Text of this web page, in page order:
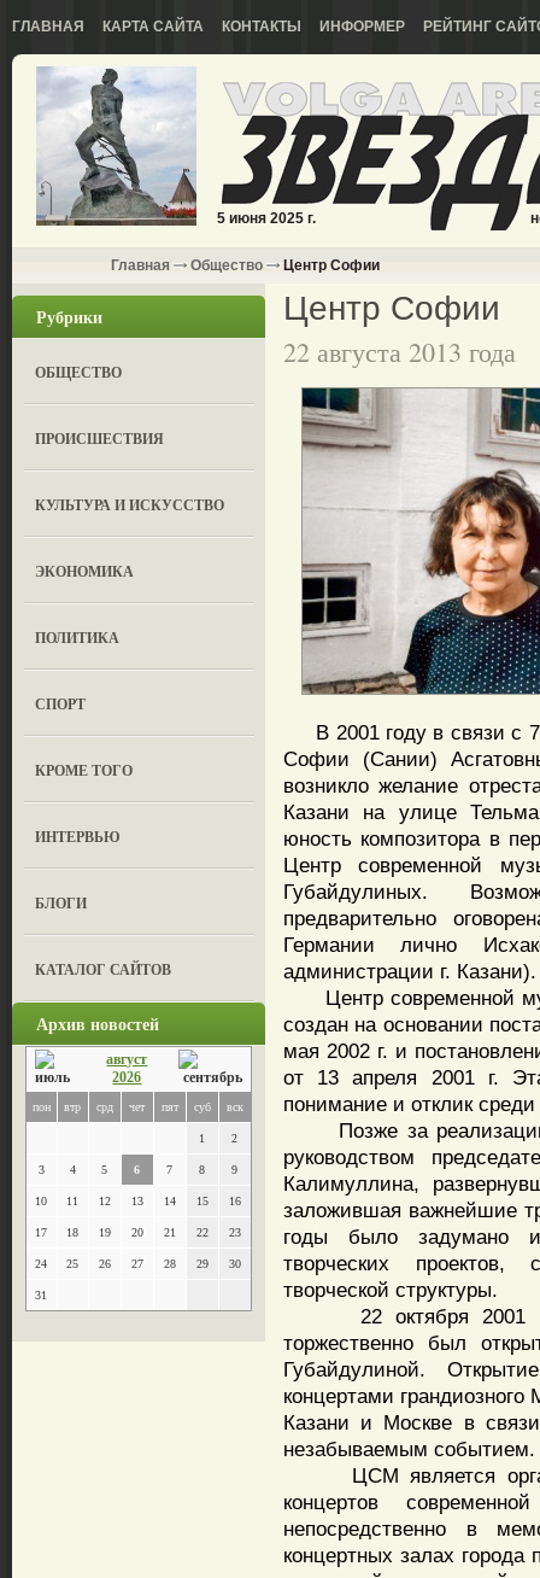
ГЛАВНАЯ КАРТА САЙТА КОНТАКТЫ ИНФОРМЕР РЕЙТИНГ
5 июня 2025 г.
Главная Общество Центр Софии
Рубрики
ОБЩЕСТВО
ПРОИСШЕСТВИЯ
КУЛЬТУРА И ИСКУССТВО
ЭКОНОМИКА
ПОЛИТИКА
СПОРТ
КРОМЕ ТОГО
ИНТЕРВЬЮ
БЛОГИ
КАТАЛОГ САЙТОВ
Архив новостей
август
2026
пон втр срд чет пят суб вск
1 2
3 4 5 6 7 8 9
10 11 12 13 14 15 16
17 18 19 20 21 22 23
24 25 26 27 28 29 30
31
Центр Софии
22 августа 2013 года
В 2001 году в связи с
Софии (Сании)
возникло желание
Казани на улице
юность композитора в
Центр современной
Губайдулиных.
предварительно
Германии лично
администрации г. Казани).
Центр современной
создан на основании
мая 2002 г. и
от 13 апреля 2001 г.
понимание и отклик
Позже за реализацию
руководством
Калимуллина,
заложившая важнейшие
годы было задумано и
творческих
творческой структуры.
22 октября 2001
торжественно был
Губайдулиной.
концертами
Казани и Москве в
незабываемым событием.
ЦСМ является
концертов
непосредственно в
концертных залах